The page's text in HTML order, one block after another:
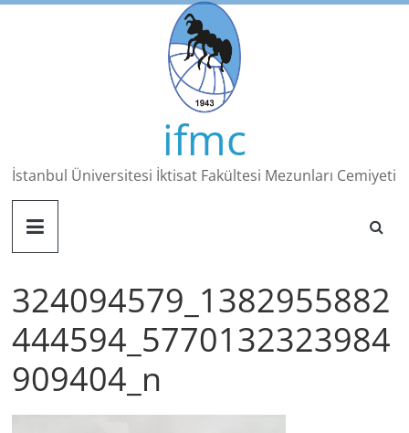
Skip
ifmc
İstanbul Üniversitesi İktisat Fakültesi Mezunları Cemiyeti
324094579_1382955882
444594_5770132323984
909404_n